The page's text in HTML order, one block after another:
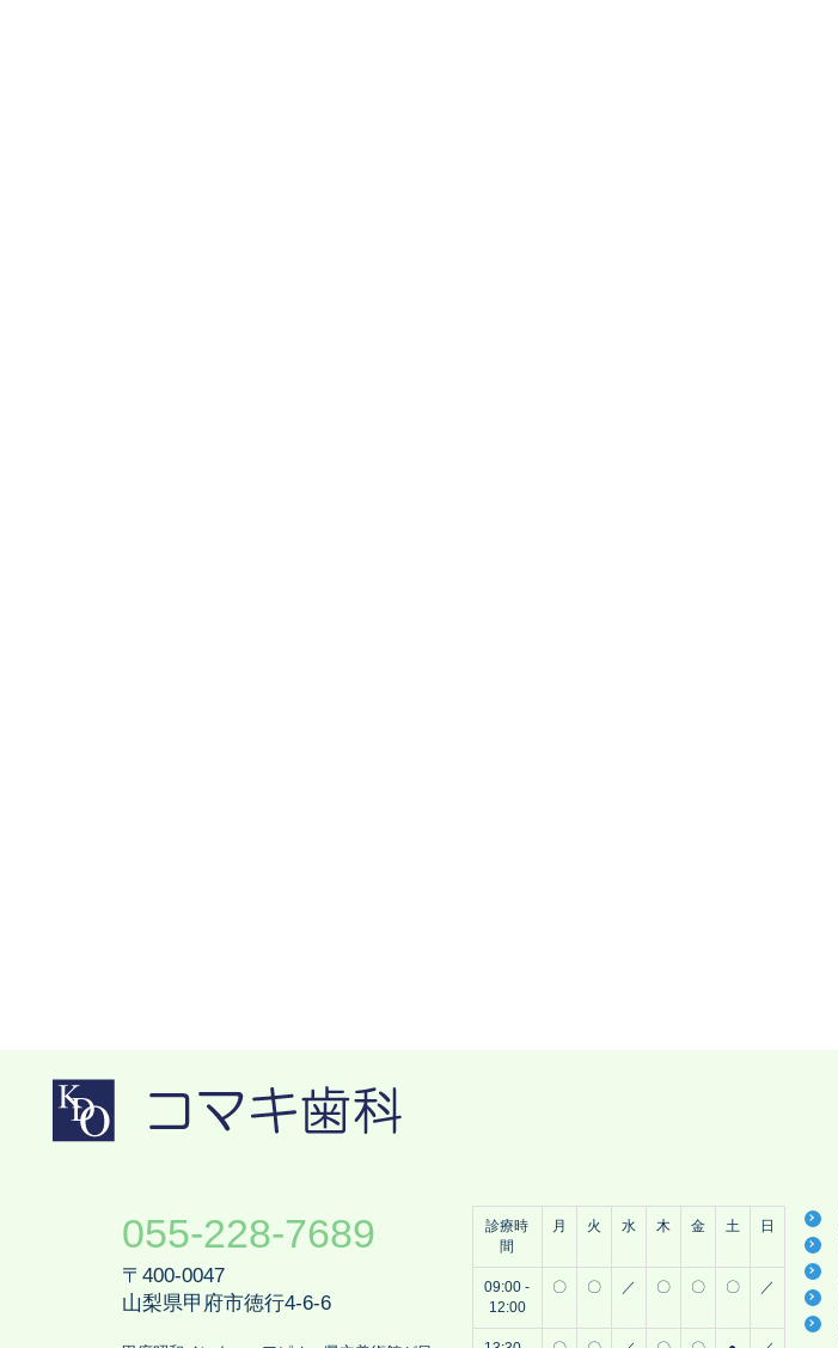
055-228-7689
〒400-0047
山梨県甲府市徳行4-6-6
診療時
間
月 火 水 木 金 土 日
09:00 -
12:00
〇 〇 ／ 〇 〇 〇 ／